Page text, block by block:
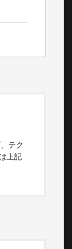
テク
上記